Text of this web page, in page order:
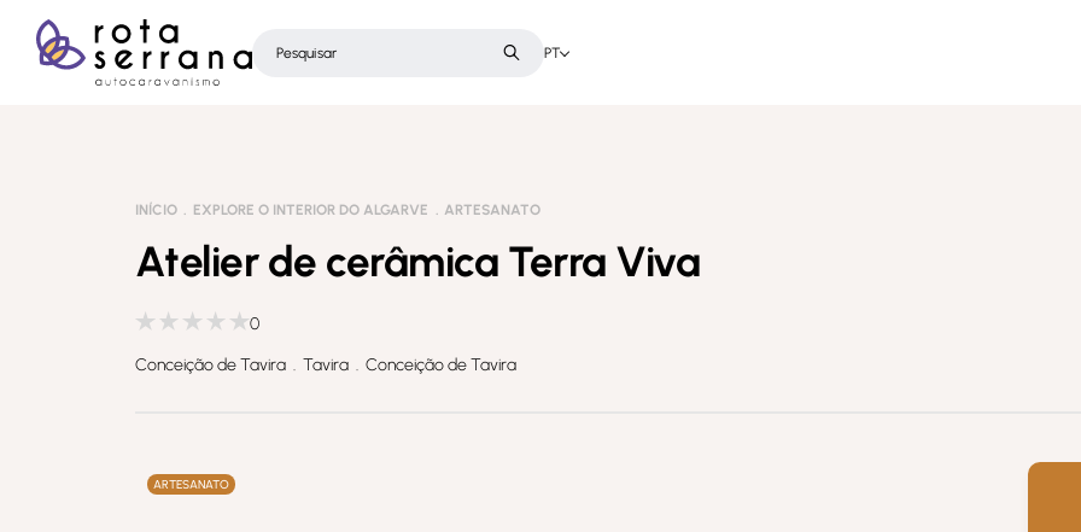
PT
INÍCIO EXPLORE O INTERIOR DO ALGARVE ARTESANATO
Atelier de cerâmica Terra Viva
0
Conceição de Tavira . Tavira . Conceição de Tavira
ARTESANATO